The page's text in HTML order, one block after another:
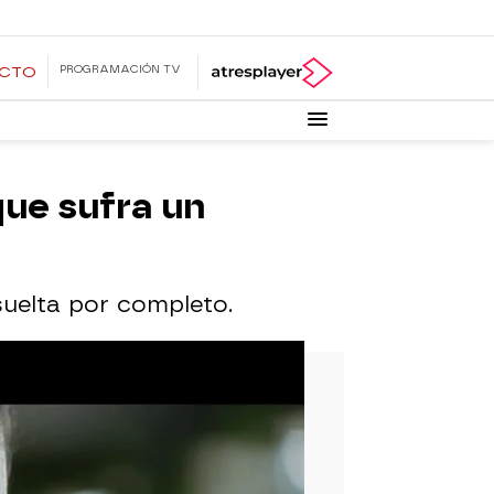
PROGRAMACIÓN TV
sufra un
por completo.